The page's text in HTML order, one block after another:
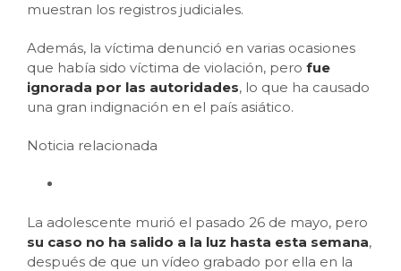
muestran los registros judiciales.
Además, la víctima denunció en varias ocasiones
que había sido víctima de violación, pero fue
ignorada por las autoridades, lo que ha causado
una gran indignación en el país asiático.
Noticia relacionada
La adolescente murió el pasado 26 de mayo, pero
su caso no ha salido a la luz hasta esta semana,
después de que un vídeo grabado por ella en la